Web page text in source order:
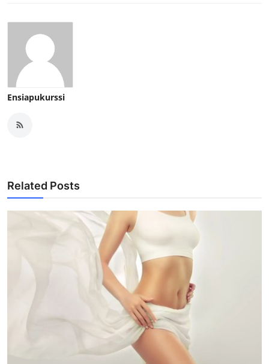
Ensiapukurssi
Related Posts